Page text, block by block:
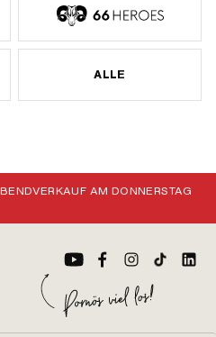
ALLE
AM DONNERSTAG